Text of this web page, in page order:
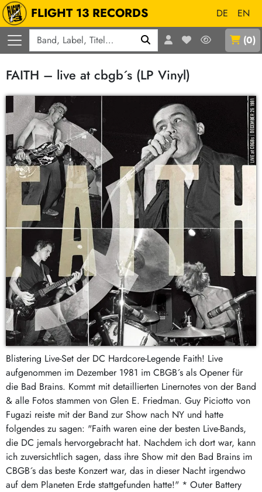
FLIGHT 13 RECORDS DE
EN
(0)
FAITH – live at cbgb´s (LP Vinyl)
Blistering Live-Set der DC Hardcore-Legende Faith! Live
aufgenommen im Dezember 1981 im CBGB´s als Opener für
die Bad Brains. Kommt mit detaillierten Linernotes von der Band
& alle Fotos stammen von Glen E. Friedman. Guy Piciotto von
Fugazi reiste mit der Band zur Show nach NY und hatte
folgendes zu sagen: "Faith waren eine der besten Live-Bands,
die DC jemals hervorgebracht hat. Nachdem ich dort war, kann
ich zuversichtlich sagen, dass ihre Show mit den Bad Brains im
CBGB´s das beste Konzert war, das in dieser Nacht irgendwo
auf dem Planeten Erde stattgefunden hatte!" * Outer Battery